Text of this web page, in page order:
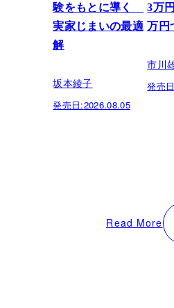
験をもとに導く
実家じまいの最適
解
坂本綾子
発売日:2026.08.05
3万
万円
市川
発売
Read More